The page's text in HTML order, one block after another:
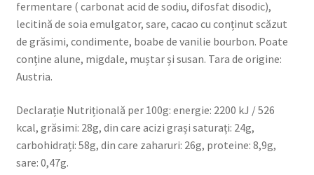
fermentare ( carbonat acid de sodiu, difosfat disodic),
lecitină de soia emulgator, sare, cacao cu conținut scăzut
de grăsimi, condimente, boabe de vanilie bourbon. Poate
conține alune, migdale, muștar și susan. Tara de origine:
Austria.
Declarație Nutrițională per 100g: energie: 2200 kJ / 526
kcal, grăsimi: 28g, din care acizi grași saturați: 24g,
carbohidrați: 58g, din care zaharuri: 26g, proteine: 8,9g,
sare: 0,47g.